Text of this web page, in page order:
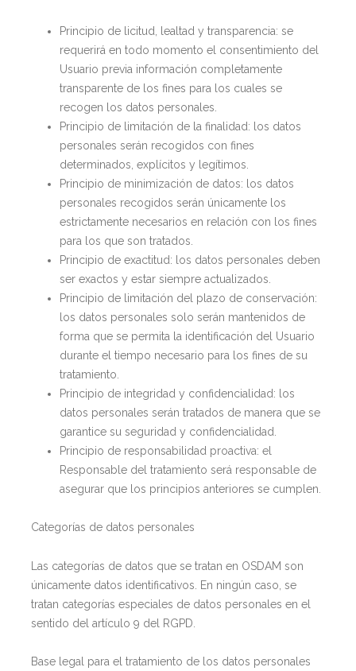
Principio de licitud, lealtad y transparencia: se
requerirá en todo momento el consentimiento del
Usuario previa información completamente
transparente de los fines para los cuales se
recogen los datos personales.
Principio de limitación de la finalidad: los datos
personales serán recogidos con fines
determinados, explícitos y legítimos.
Principio de minimización de datos: los datos
personales recogidos serán únicamente los
estrictamente necesarios en relación con los fines
para los que son tratados.
Principio de exactitud: los datos personales deben
ser exactos y estar siempre actualizados.
Principio de limitación del plazo de conservación:
los datos personales solo serán mantenidos de
forma que se permita la identificación del Usuario
durante el tiempo necesario para los fines de su
tratamiento.
Principio de integridad y confidencialidad: los
datos personales serán tratados de manera que se
garantice su seguridad y confidencialidad.
Principio de responsabilidad proactiva: el
Responsable del tratamiento será responsable de
asegurar que los principios anteriores se cumplen.
Categorías de datos personales
Las categorías de datos que se tratan en OSDAM son
únicamente datos identificativos. En ningún caso, se
tratan categorías especiales de datos personales en el
sentido del artículo 9 del RGPD.
Base legal para el tratamiento de los datos personales